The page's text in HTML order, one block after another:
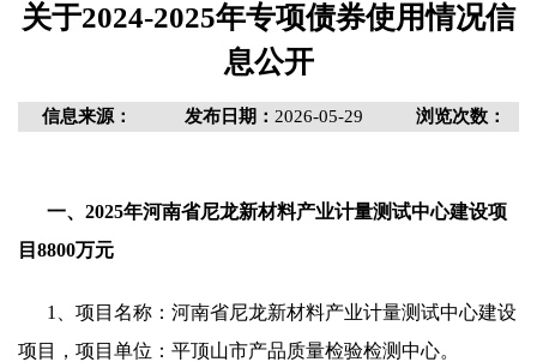
关于2024-2025年专项债券使用情况信
息公开
信息来源： 发布日期： 2026-05-29 浏览次数：
一、2025年河南省尼龙新材料产业计量测试中心建设项
目8800万元
1、项目名称：河南省尼龙新材料产业计量测试中心建设
项目，项目单位：平顶山市产品质量检验检测中心。